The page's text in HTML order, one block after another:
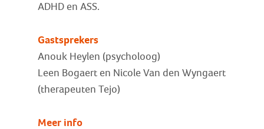
ADHD en ASS.
Gastsprekers
Anouk Heylen (psycholoog)
Leen Bogaert en Nicole Van den Wyngaert
(therapeuten Tejo)
Meer info